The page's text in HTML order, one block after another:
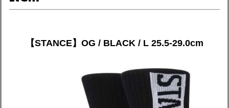
【STANCE】OG / BLACK / L 25.5-29.0cm